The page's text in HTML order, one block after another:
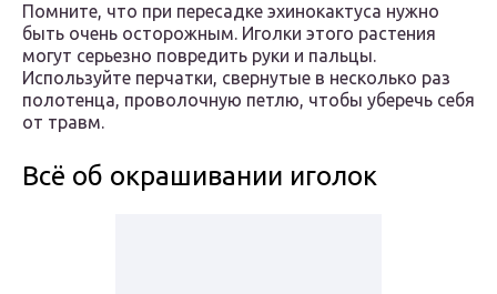
Помните, что при пересадке эхинокактуса нужно
быть очень осторожным. Иголки этого растения
могут серьезно повредить руки и пальцы.
Используйте перчатки, свернутые в несколько раз
полотенца, проволочную петлю, чтобы уберечь себя
от травм.
Всё об окрашивании иголок